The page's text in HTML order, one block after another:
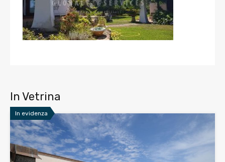
In Vetrina
In evidenza